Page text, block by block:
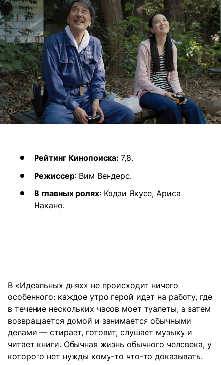
Рейтинг Кинопоиска: 7,8.
Режиссер: Вим Вендерс.
В главных ролях: Кодзи Якусе, Ариса
Накано.
В «Идеальных днях» не происходит ничего
особенного: каждое утро герой идет на работу, где
в течение нескольких часов моет туалеты, а затем
возвращается домой и занимается обычными
делами — стирает, готовит, слушает музыку и
читает книги. Обычная жизнь обычного человека, у
которого нет нужды кому-то что-то доказывать.